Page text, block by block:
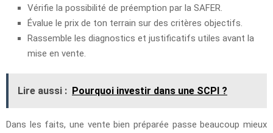
Vérifie la possibilité de préemption par la SAFER.
Évalue le prix de ton terrain sur des critères objectifs.
Rassemble les diagnostics et justificatifs utiles avant la
mise en vente.
Lire aussi : Pourquoi investir dans une SCPI ?
Dans les faits, une vente bien préparée passe beaucoup mieux